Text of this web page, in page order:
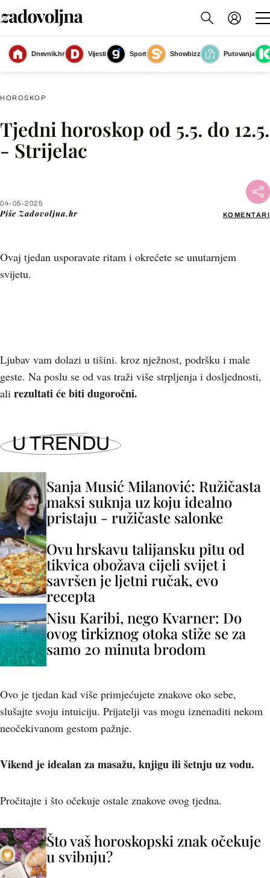
Dnevnik.hr Vijesti Sport Showbizz
Putovanja
Strijelac
(Foto: Zadovoljna.hr)
HOROSKOP
Tjedni horoskop od 5.5. do 12.5.
- Strijelac
04-05-2025
Piše Zadovoljna.hr KOMENTARI
Ovaj tjedan usporavate ritam i okrećete se unutarnjem
svijetu.
Facebook
Ljubav vam dolazi u tišini. kroz nježnost, podršku i male
geste. Na poslu se od vas traži više strpljenja i dosljednosti,
ali rezultati će biti dugoročni.
U TRENDU
Sanja Musić Milanović: Ružičasta
maksi suknja uz koju idealno
pristaju - ružičaste salonke
Ovu hrskavu talijansku pitu od
tikvica obožava cijeli svijet i
savršen je ljetni ručak, evo
recepta
Nisu Karibi, nego Kvarner: Do
ovog tirkiznog otoka stiže se za
samo 20 minuta brodom
Ovo je tjedan kad više primjećujete znakove oko sebe,
slušajte svoju intuiciju. Prijatelji vas mogu iznenaditi nekom
neočekivanom gestom pažnje.
Vikend je idealan za masažu, knjigu ili šetnju uz vodu.
Pročitajte i što očekuje ostale znakove ovog tjedna.
Što vaš horoskopski znak očekuje
u svibnju?